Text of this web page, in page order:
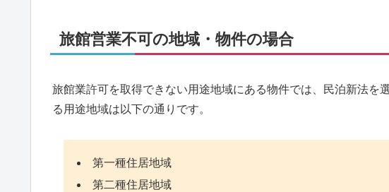
旅館営業不可の地域・物件の場合
旅館業許可を取得できない用途地域にある物件では、民泊新法を
る用途地域は以下の通りです。
第一種住居地域
第二種住居地域